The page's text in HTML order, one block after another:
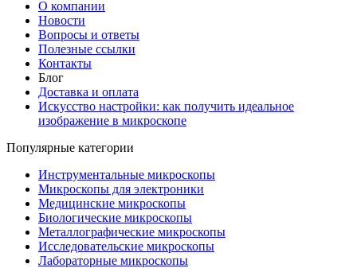
О компании
Новости
Вопросы и ответы
Полезные ссылки
Контакты
Блог
Доставка и оплата
Искусство настройки: как получить идеальное
изображение в микроскопе
Популярные категории
Инструментальные микроскопы
Микроскопы для электроники
Медицинские микроскопы
Биологические микроскопы
Металлографические микроскопы
Исследовательские микроскопы
Лабораторные микроскопы